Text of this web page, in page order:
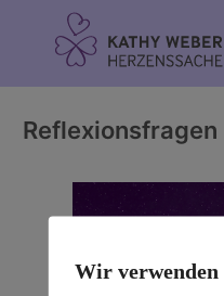
Reflexionsfragen
Wir verwenden